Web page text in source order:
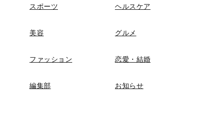
スポーツ ヘルスケア
美容 グルメ
ファッション 恋愛・結婚
編集部 お知らせ